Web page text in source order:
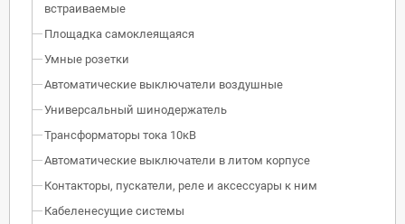
встраиваемые
Площадка самоклеящаяся
Умные розетки
Автоматические выключатели воздушные
Универсальный шинодержатель
Трансформаторы тока 10кВ
Автоматические выключатели в литом корпусе
Контакторы, пускатели, реле и аксессуары к ним
Кабеленесущие системы